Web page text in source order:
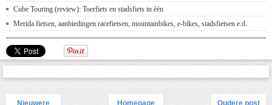
Cube Touring (review): Toerfiets en stadsfiets in één
Merida fietsen, aanbiedingen racefietsen, mountainbikes, e-bikes, stadsfietsen e.d.
Nieuwere Oudere post
Homepage